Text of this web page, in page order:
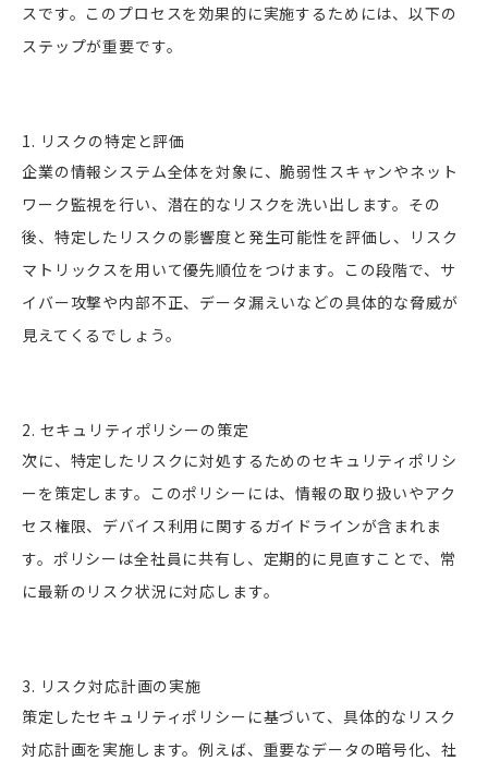
スです。このプロセスを効果的に実施するためには、以下の
ステップが重要です。
1. リスクの特定と評価
企業の情報システム全体を対象に、脆弱性スキャンやネット
ワーク監視を行い、潜在的なリスクを洗い出します。その
後、特定したリスクの影響度と発生可能性を評価し、リスク
マトリックスを用いて優先順位をつけます。この段階で、サ
イバー攻撃や内部不正、データ漏えいなどの具体的な脅威が
見えてくるでしょう。
2. セキュリティポリシーの策定
次に、特定したリスクに対処するためのセキュリティポリシ
ーを策定します。このポリシーには、情報の取り扱いやアク
セス権限、デバイス利用に関するガイドラインが含まれま
す。ポリシーは全社員に共有し、定期的に見直すことで、常
に最新のリスク状況に対応します。
3. リスク対応計画の実施
策定したセキュリティポリシーに基づいて、具体的なリスク
対応計画を実施します。例えば、重要なデータの暗号化、社